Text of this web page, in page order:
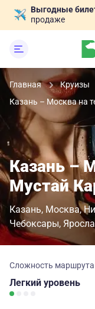
Выгодные
продаже
Главная Круизы
Казань – Москва на
Казань –
Мустай
Казань Москва
Чебоксары
Сложность маршрута
Легкий уровень